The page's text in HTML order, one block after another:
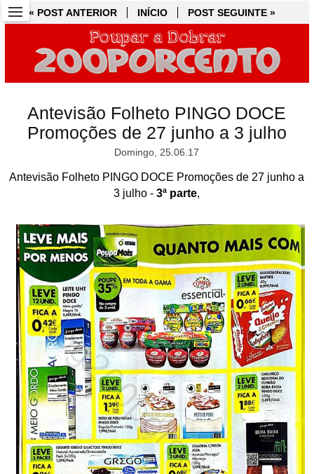
« POST ANTERIOR INÍCIO POST SEGUINTE »
Antevisão Folheto PINGO DOCE
Promoções de 27 junho a 3 julho
Domingo, 25.06.17
Antevisão Folheto PINGO DOCE Promoções de 27 junho a
3 julho -3ª parte,
« POST ANTERIOR INÍCIO POST SEGUINTE »